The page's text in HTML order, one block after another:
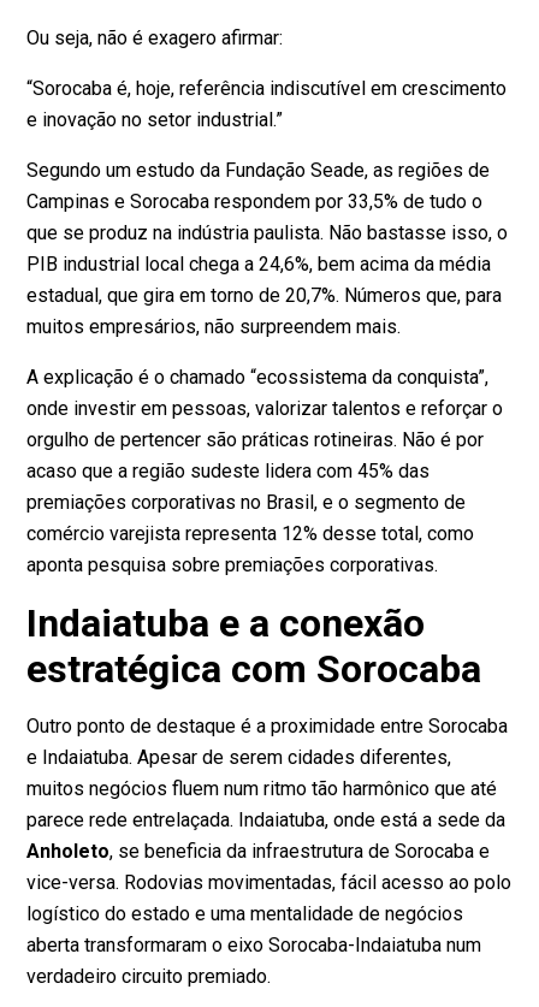
Ou seja, não é exagero afirmar:
“Sorocaba é, hoje, referência indiscutível em crescimento
e inovação no setor industrial.”
Segundo umestudo da Fundação Seade, as regiões de
Campinas e Sorocaba respondem por 33,5% de tudo o
que se produz na indústria paulista. Não bastasse isso,o
PIB industrial local chega a 24,6%, bem acima da média
estadual, que gira em torno de 20,7%. Números que, para
muitos empresários, não surpreendem mais.
A explicação é o chamado “ecossistema da conquista”,
onde investir em pessoas, valorizar talentos e reforçar o
orgulho de pertencer são práticas rotineiras. Não é por
acaso que a região sudeste lidera com 45% das
premiações corporativas no Brasil, e o segmento de
comércio varejista representa 12% desse total, como
apontapesquisa sobre premiações corporativas.
Indaiatuba e a conexão
estratégica com Sorocaba
Outro ponto de destaque é a proximidade entre Sorocaba
e Indaiatuba. Apesar de serem cidades diferentes,
muitos negócios fluem num ritmo tão harmônico que até
parece rede entrelaçada. Indaiatuba, onde está a sede da
Anholeto, se beneficia da infraestrutura de Sorocaba e
vice-versa. Rodovias movimentadas, fácil acesso ao polo
logístico do estado e uma mentalidade de negócios
aberta transformaram o eixo Sorocaba-Indaiatuba num
verdadeiro circuito premiado.